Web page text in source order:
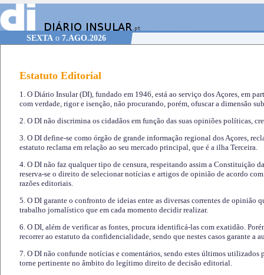
SEXTA o 7.AGO.2026
Estatuto Editorial
1. O Diário Insular (DI), fundado em 1946, está ao serviço dos Açores, em
com verdade, rigor e isenção, não procurando, porém, ofuscar a dimensão
2. O DI não discrimina os cidadãos em função das suas opiniões políticas,
3. O DI define-se como órgão de grande informação regional dos Açores,
estatuto reclama em relação ao seu mercado principal, que é a ilha Terceira.
4. O DI não faz qualquer tipo de censura, respeitando assim a Constituição
reserva-se o direito de selecionar notícias e artigos de opinião de acordo
razões editoriais.
5. O DI garante o confronto de ideias entre as diversas correntes de opinião
trabalho jornalístico que em cada momento decidir realizar.
6. O DI, além de verificar as fontes, procura identificá-las com exatidão.
recorrer ao estatuto da confidencialidade, sendo que nestes casos garante a
7. O DI não confunde notícias e comentários, sendo estes últimos utilizados
torne pertinente no âmbito do legítimo direito de decisão editorial.